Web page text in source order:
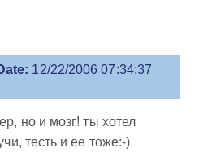
12/22/2006 07:34:37
но и мозг! ты хотел
тесть и ее тоже:-)